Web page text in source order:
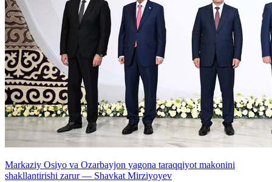
Markaziy Osiyo va Ozarbayjon yagona taraqqiyot makonini
shakllantirishi zarur — Shavkat Mirziyoyev